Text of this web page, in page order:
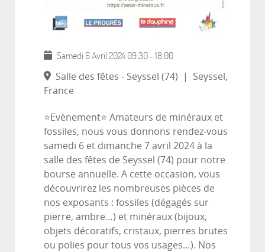
Samedi 6 Avril 2024 09:30 -18:00
Salle des fêtes - Seyssel (74)
Seyssel,
France
⭐Evènement⭐ Amateurs de minéraux et
fossiles, nous vous donnons rendez-vous
samedi 6 et dimanche 7 avril 2024 à la
salle des fêtes de Seyssel (74) pour notre
bourse annuelle. A cette occasion, vous
découvrirez les nombreuses pièces de
nos exposants : fossiles (dégagés sur
pierre, ambre…) et minéraux (bijoux,
objets décoratifs, cristaux, pierres brutes
ou polies pour tous vos usages…). Nos